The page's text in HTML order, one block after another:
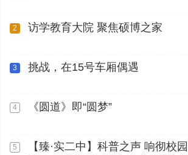
2 访学教育大院 聚焦硕博之家
3 挑战，在15号车厢偶遇
4 《圆道》即“圆梦”
5
【臻·实二中】科普之声 响彻